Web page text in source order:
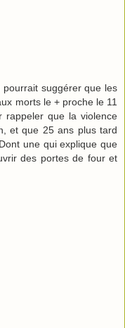
suggérer que les
morts le + proche le 11
rappeler que la violence
et que 25 ans plus tard
une qui explique que
des portes de four et